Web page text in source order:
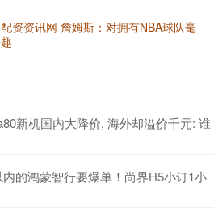
资资讯网 詹姆斯：对拥有NBA球队毫
新机国内大降价, 海外却溢价千元: 谁
的鸿蒙智行要爆单！尚界H5小订1小